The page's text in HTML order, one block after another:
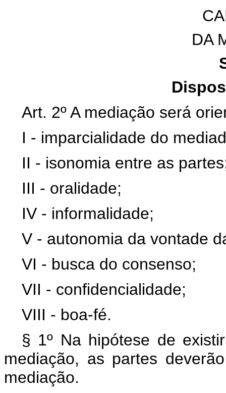
DA
Art. 2º A mediação será
I - imparcialidade do
II - isonomia entre as
III - oralidade;
IV - informalidade;
V - autonomia da vontade
VI - busca do consenso;
VII - confidencialidade;
VIII - boa-fé.
§ 1º Na hipótese de
mediação, as partes
mediação.